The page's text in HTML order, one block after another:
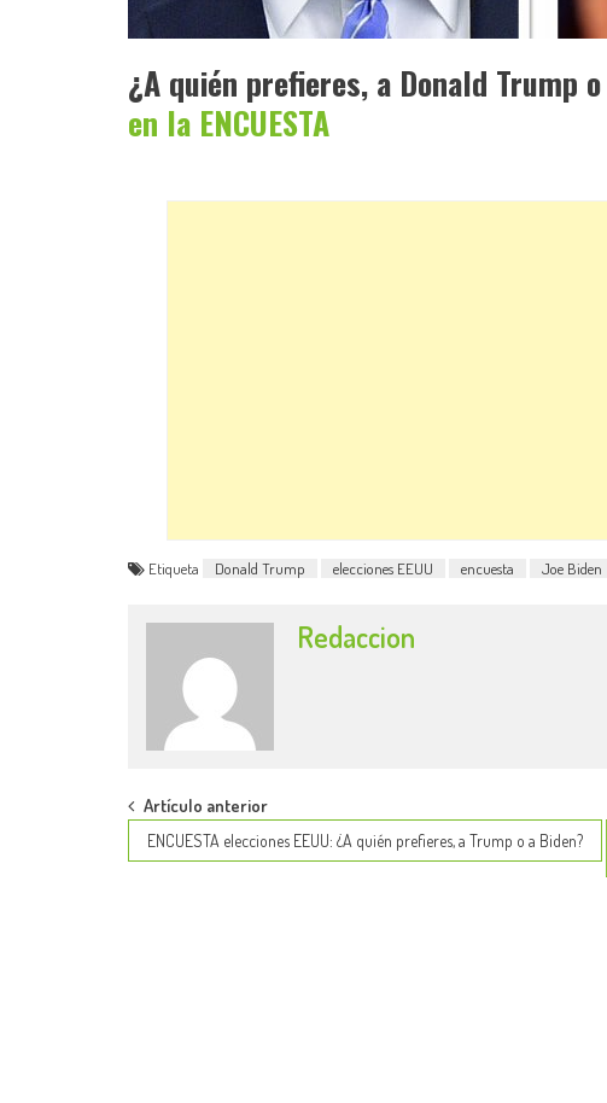
¿A quién prefieres, a Donald Trump
en la ENCUESTA
Etiqueta Donald Trump elecciones EEUU encuesta Joe Biden
Redaccion
Post
navigation
Artículo anterior
ENCUESTA elecciones EEUU: ¿A quién prefieres, a Trump o a Biden?